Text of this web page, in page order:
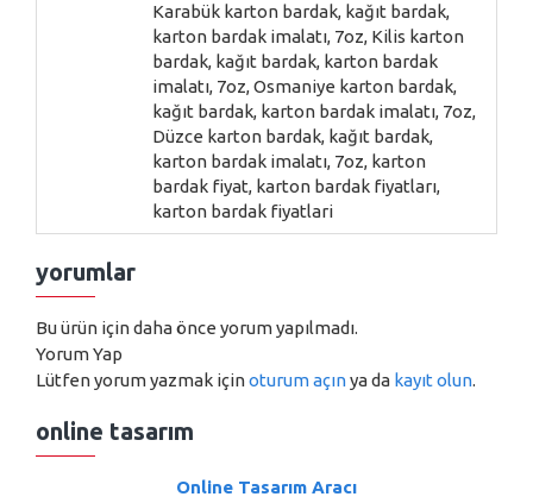
Karabük karton bardak, kağıt bardak,
karton bardak imalatı, 7oz, Kilis karton
bardak, kağıt bardak, karton bardak
imalatı, 7oz, Osmaniye karton bardak,
kağıt bardak, karton bardak imalatı, 7oz,
Düzce karton bardak, kağıt bardak,
karton bardak imalatı, 7oz, karton
bardak fiyat, karton bardak fiyatları,
karton bardak fiyatlari
yorumlar
Bu ürün için daha önce yorum yapılmadı.
Yorum Yap
Lütfen yorum yazmak içinoturum açınya da kayıt olun.
online tasarım
Online Tasarım Aracı